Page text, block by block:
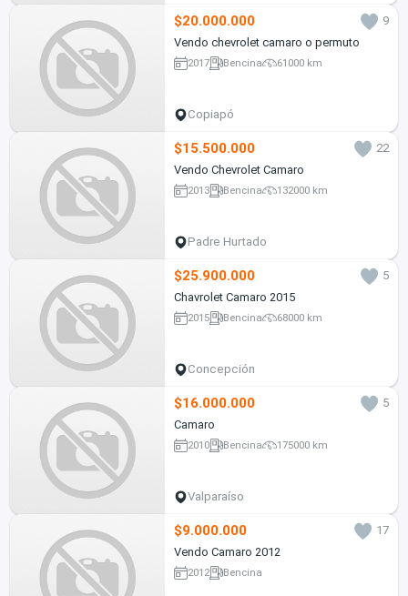
$20.000.000
9
Vendo chevrolet camaro o permuto
2017 Bencina 61000 km
Copiapó
$15.500.000
22
Vendo Chevrolet Camaro
2013 Bencina 132000 km
Padre Hurtado
$25.900.000
5
Chavrolet Camaro 2015
2015 Bencina 68000 km
Concepción
$16.000.000
5
Camaro
2010 Bencina 175000 km
Valparaíso
$9.000.000
17
Vendo Camaro 2012
2012 Bencina